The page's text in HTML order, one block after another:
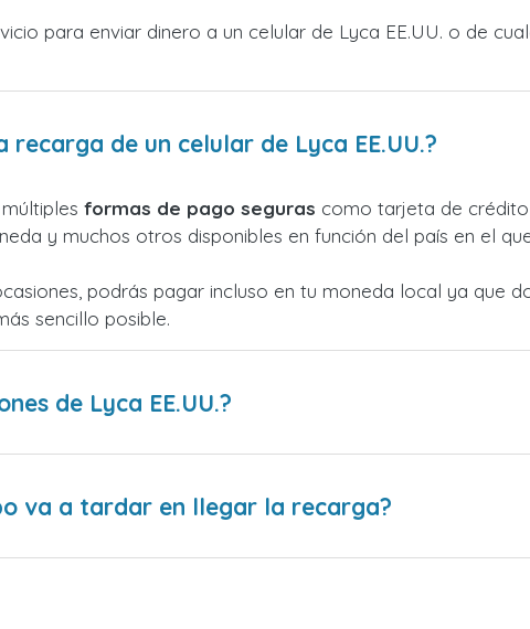
para enviar dinero a un celular de Lyca EE.UU. o de
recarga de un celular de Lyca EE.UU.?
formas de pago seguras como tarjeta de crédito
y muchos otros disponibles en función del país en el
podrás pagar incluso en tu moneda local ya que
sencillo posible.
de Lyca EE.UU.?
va a tardar en llegar la recarga?